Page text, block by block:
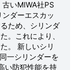
いMIWA社PS
ダーエスカッ
ため、シリンダ
。これにより、
。 新しいシリ
一シリンダーを
い防犯性能を持